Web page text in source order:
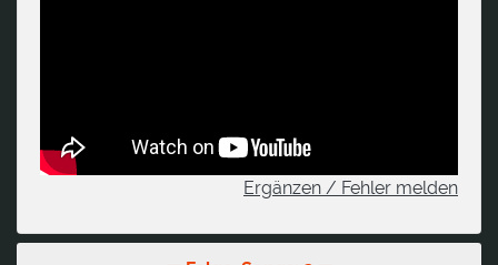
Ergänzen / Fehler melden